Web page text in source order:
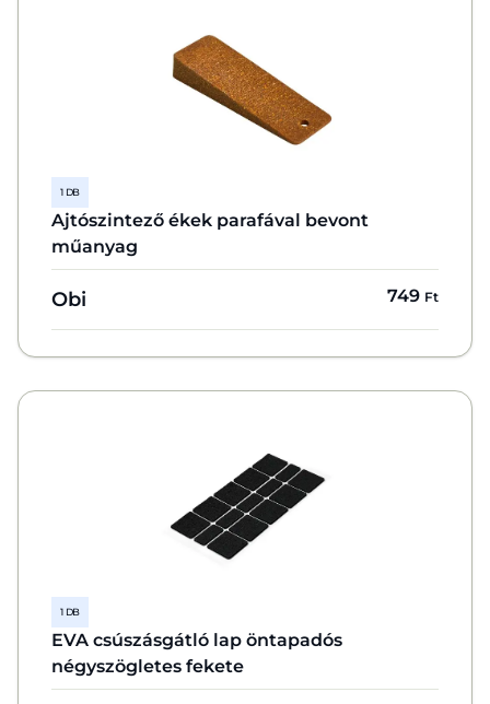
1 DB
Ajtószintező ékek parafával bevont
műanyag
Obi 749 Ft
1 DB
EVA csúszásgátló lap öntapadós
négyszögletes fekete